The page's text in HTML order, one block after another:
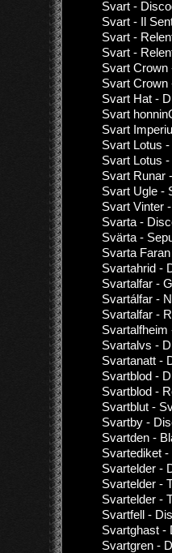
Svart -
Svart - Il
Svart -
Svart -
Svart Crown
Svart Crown
Svart Hat -
Svart
Svart
Svart Lotus
Svart Lotus
Svart Runar
Svart Ugle -
Svart Vinter
Svarta -
Svärta -
Svarta
Svartahrid -
Svartalfar -
Svartálfar -
Svartalfar -
Svartalfheim
Svartalvs -
Svartanatt -
Svartblod -
Svartblod -
Svartblut -
Svartby -
Svartden -
Svartediket
Svartelder -
Svartelder -
Svartelder -
Svartfell -
Svartghast -
Svartgren -